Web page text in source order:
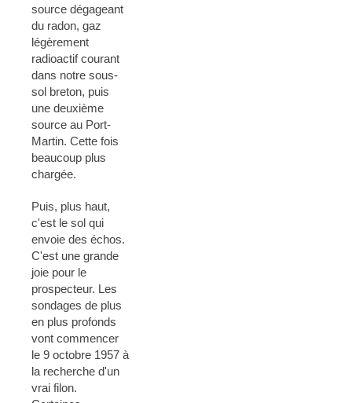
source dégageant
du radon, gaz
légèrement
radioactif courant
dans notre sous-
sol breton, puis
une deuxième
source au Port-
Martin. Cette fois
beaucoup plus
chargée.
Puis, plus haut,
c'est le sol qui
envoie des échos.
C'est une grande
joie pour le
prospecteur. Les
sondages de plus
en plus profonds
vont commencer
le 9 octobre 1957 à
la recherche d'un
vrai filon.